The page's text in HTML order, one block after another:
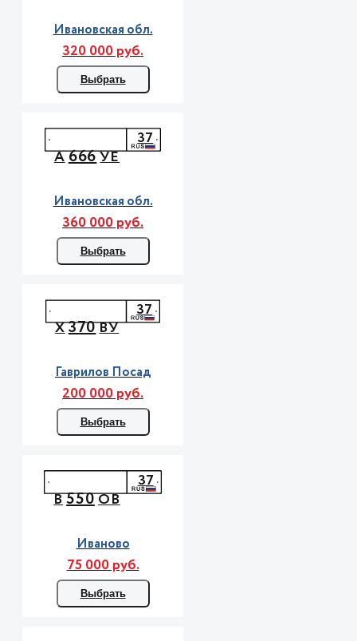
Ивановская обл.
320 000 руб.
Выбрать
А666УЕ
37
Ивановская обл.
360 000 руб.
Выбрать
Х370ВУ
37
Гаврилов Посад
200 000 руб.
Выбрать
В550ОВ
37
Иваново
75 000 руб.
Выбрать